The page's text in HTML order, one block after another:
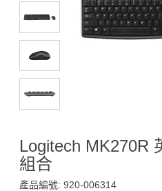
Logitech MK270R
組合
產品編號: 920-006314